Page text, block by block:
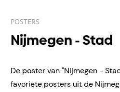
POSTERS
Nijmegen - Stad
De poster van "Nijmegen -
favoriete posters uit de